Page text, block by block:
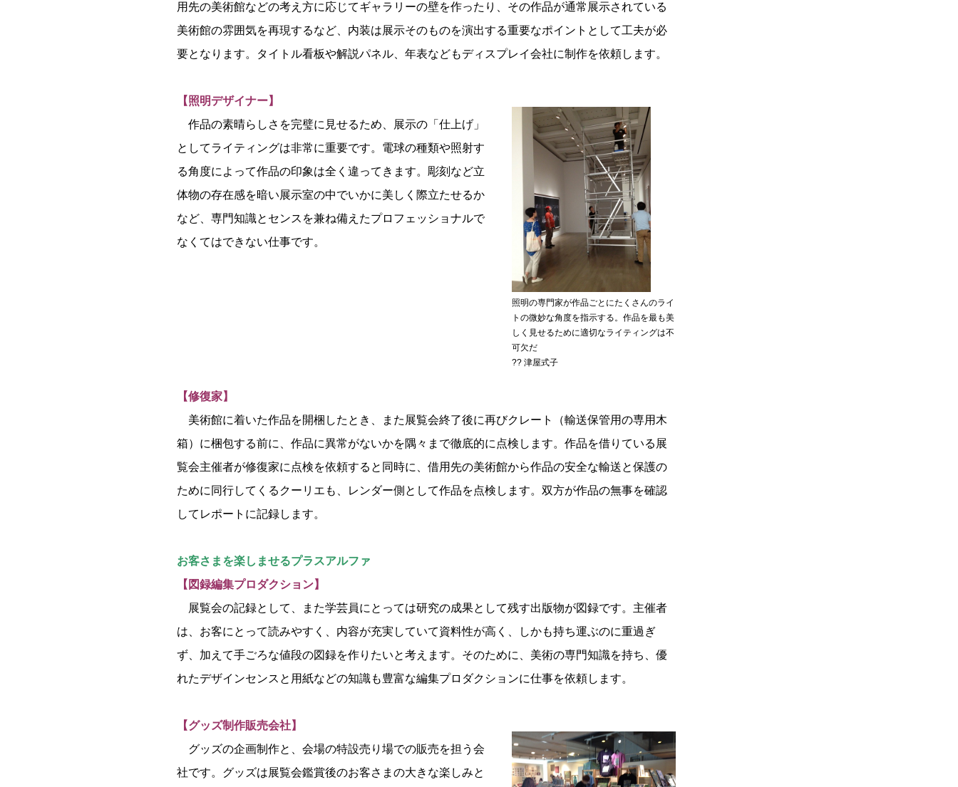
用先の美術館などの考え方に応じてギャラリーの壁を作ったり、その作品が通常展示されている
美術館の雰囲気を再現するなど、内装は展示そのものを演出する重要なポイントとして工夫が必
要となります。タイトル看板や解説パネル、年表などもディスプレイ会社に制作を依頼します。
照明の専門家が作品ごとにたくさんのライ
トの微妙な角度を指示する。作品を最も美
しく見せるために適切なライティングは不
可欠だ
?? 津屋式子
【照明デザイナー】
作品の素晴らしさを完璧に見せるため、展示の「仕上げ」
としてライティングは非常に重要です。電球の種類や照射す
る角度によって作品の印象は全く違ってきます。彫刻など立
体物の存在感を暗い展示室の中でいかに美しく際立たせるか
など、専門知識とセンスを兼ね備えたプロフェッショナルで
なくてはできない仕事です。
【修復家】
美術館に着いた作品を開梱したとき、また展覧会終了後に再びクレート（輸送保管用の専用木
箱）に梱包する前に、作品に異常がないかを隅々まで徹底的に点検します。作品を借りている展
覧会主催者が修復家に点検を依頼すると同時に、借用先の美術館から作品の安全な輸送と保護の
ために同行してくるクーリエも、レンダー側として作品を点検します。双方が作品の無事を確認
してレポートに記録します。
お客さまを楽しませるプラスアルファ
【図録編集プロダクション】
展覧会の記録として、また学芸員にとっては研究の成果として残す出版物が図録です。主催者
は、お客にとって読みやすく、内容が充実していて資料性が高く、しかも持ち運ぶのに重過ぎ
ず、加えて手ごろな値段の図録を作りたいと考えます。そのために、美術の専門知識を持ち、優
れたデザインセンスと用紙などの知識も豊富な編集プロダクションに仕事を依頼します。
【グッズ制作販売会社】
グッズの企画制作と、会場の特設売り場での販売を担う会
社です。グッズは展覧会鑑賞後のお客さまの大きな楽しみと